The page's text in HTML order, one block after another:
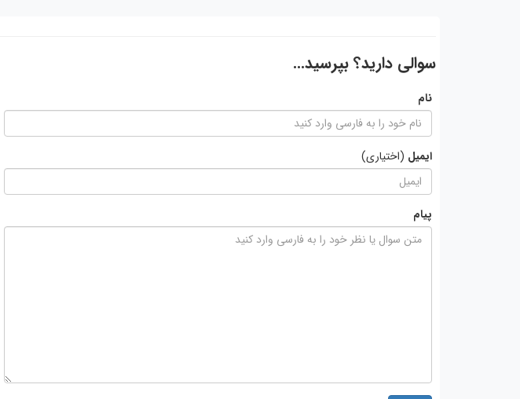
سوالی دارید؟ بپرسید...
نام
ایمیل (اختیاری)
پیام